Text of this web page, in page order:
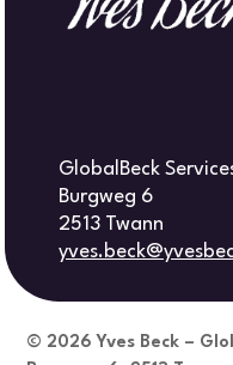
GlobalBeck
Burgweg 6
2513 Twann
© 2026Yves Beck –